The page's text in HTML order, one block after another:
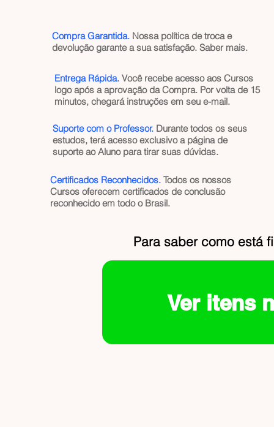
Compra Garantida. Nossa política de troca e
devolução garante a sua satisfação. Saber mais.
Entrega Rápida. Você recebe acesso aos Cursos
logo após a aprovação da Compra. Por volta de 15
minutos, chegará instruções em seu e-mail.
Suporte com o Professor. Durante todos os seus
estudos, terá acesso exclusivo a página de
suporte ao Aluno para tirar suas dúvidas.
Certificados Reconhecidos. Todos os nossos
Cursos oferecem certificados de conclusão
reconhecido em todo o Brasil.
Para saber como está
Ver itens